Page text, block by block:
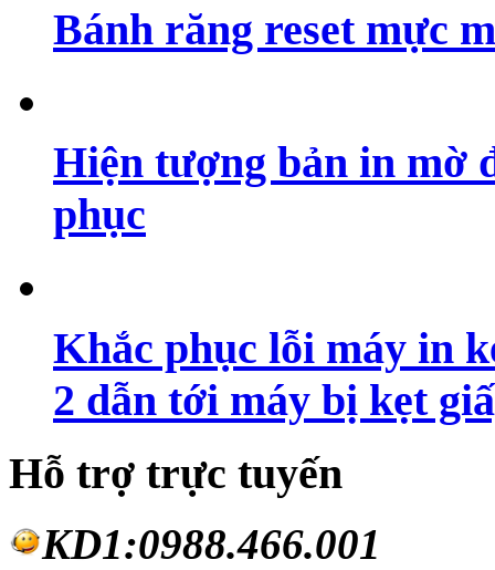
Bánh răng reset mực
Hiện tượng bản in mờ
phục
Khắc phục lỗi máy in
2 dẫn tới máy bị kẹt
Hỗ trợ trực tuyến
KD1:0988.466.001